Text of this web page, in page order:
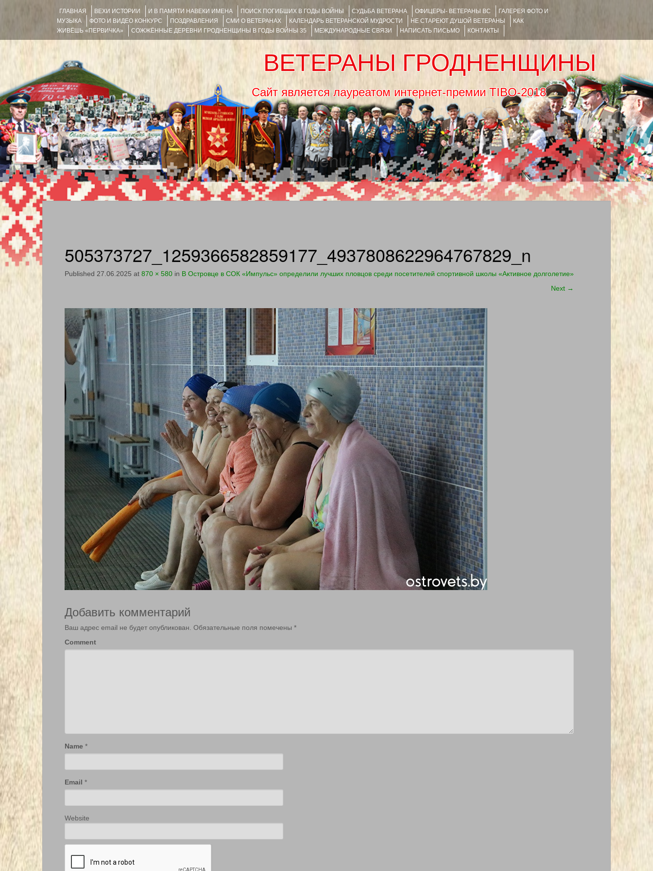
ГЛАВНАЯ ВЕХИ ИСТОРИИ И В ПАМЯТИ НАВЕКИ ИМЕНА ПОИСК ПОГИБШИХ В ГОДЫ ВОЙНЫ СУДЬБА ВЕТЕРАНА ОФИЦЕРЫ- ВЕТЕРАНЫ ВС
ГАЛЕРЕЯ ФОТО И
МУЗЫКА
ФОТО И ВИДЕО КОНКУРС ПОЗДРАВЛЕНИЯ СМИ О ВЕТЕРАНАХ КАЛЕНДАРЬ ВЕТЕРАНСКОЙ МУДРОСТИ НЕ СТАРЕЮТ ДУШОЙ ВЕТЕРАНЫ
КАК
ЖИВЁШЬ «ПЕРВИЧКА»
СОЖЖЁННЫЕ ДЕРЕВНИ ГРОДНЕНЩИНЫ В ГОДЫ ВОЙНЫ 35 МЕЖДУНАРОДНЫЕ СВЯЗИ НАПИСАТЬ ПИСЬМО КОНТАКТЫ
ВЕТЕРАНЫ ГРОДНЕНЩИНЫ
Сайт является лауреатом интернет-премии TIBO-2018
Menu
SKIP TO CONTENT
505373727_1259366582859177_4937808622964767829_n
Published 27.06.2025 at 870 × 580 in В Островце в СОК «Импульс» определили лучших пловцов среди посетителей спортивной школы «Активное долголетие»
Next →
Добавить комментарий
Ваш адрес email не будет опубликован. Обязательные поля помечены *
Comment
Name *
Email *
Website